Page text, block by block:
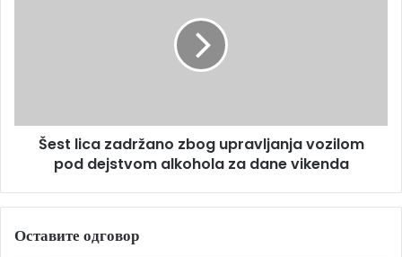
Šest lica zadržano zbog upravljanja vozilom
pod dejstvom alkohola za dane vikenda
Оставите одговор